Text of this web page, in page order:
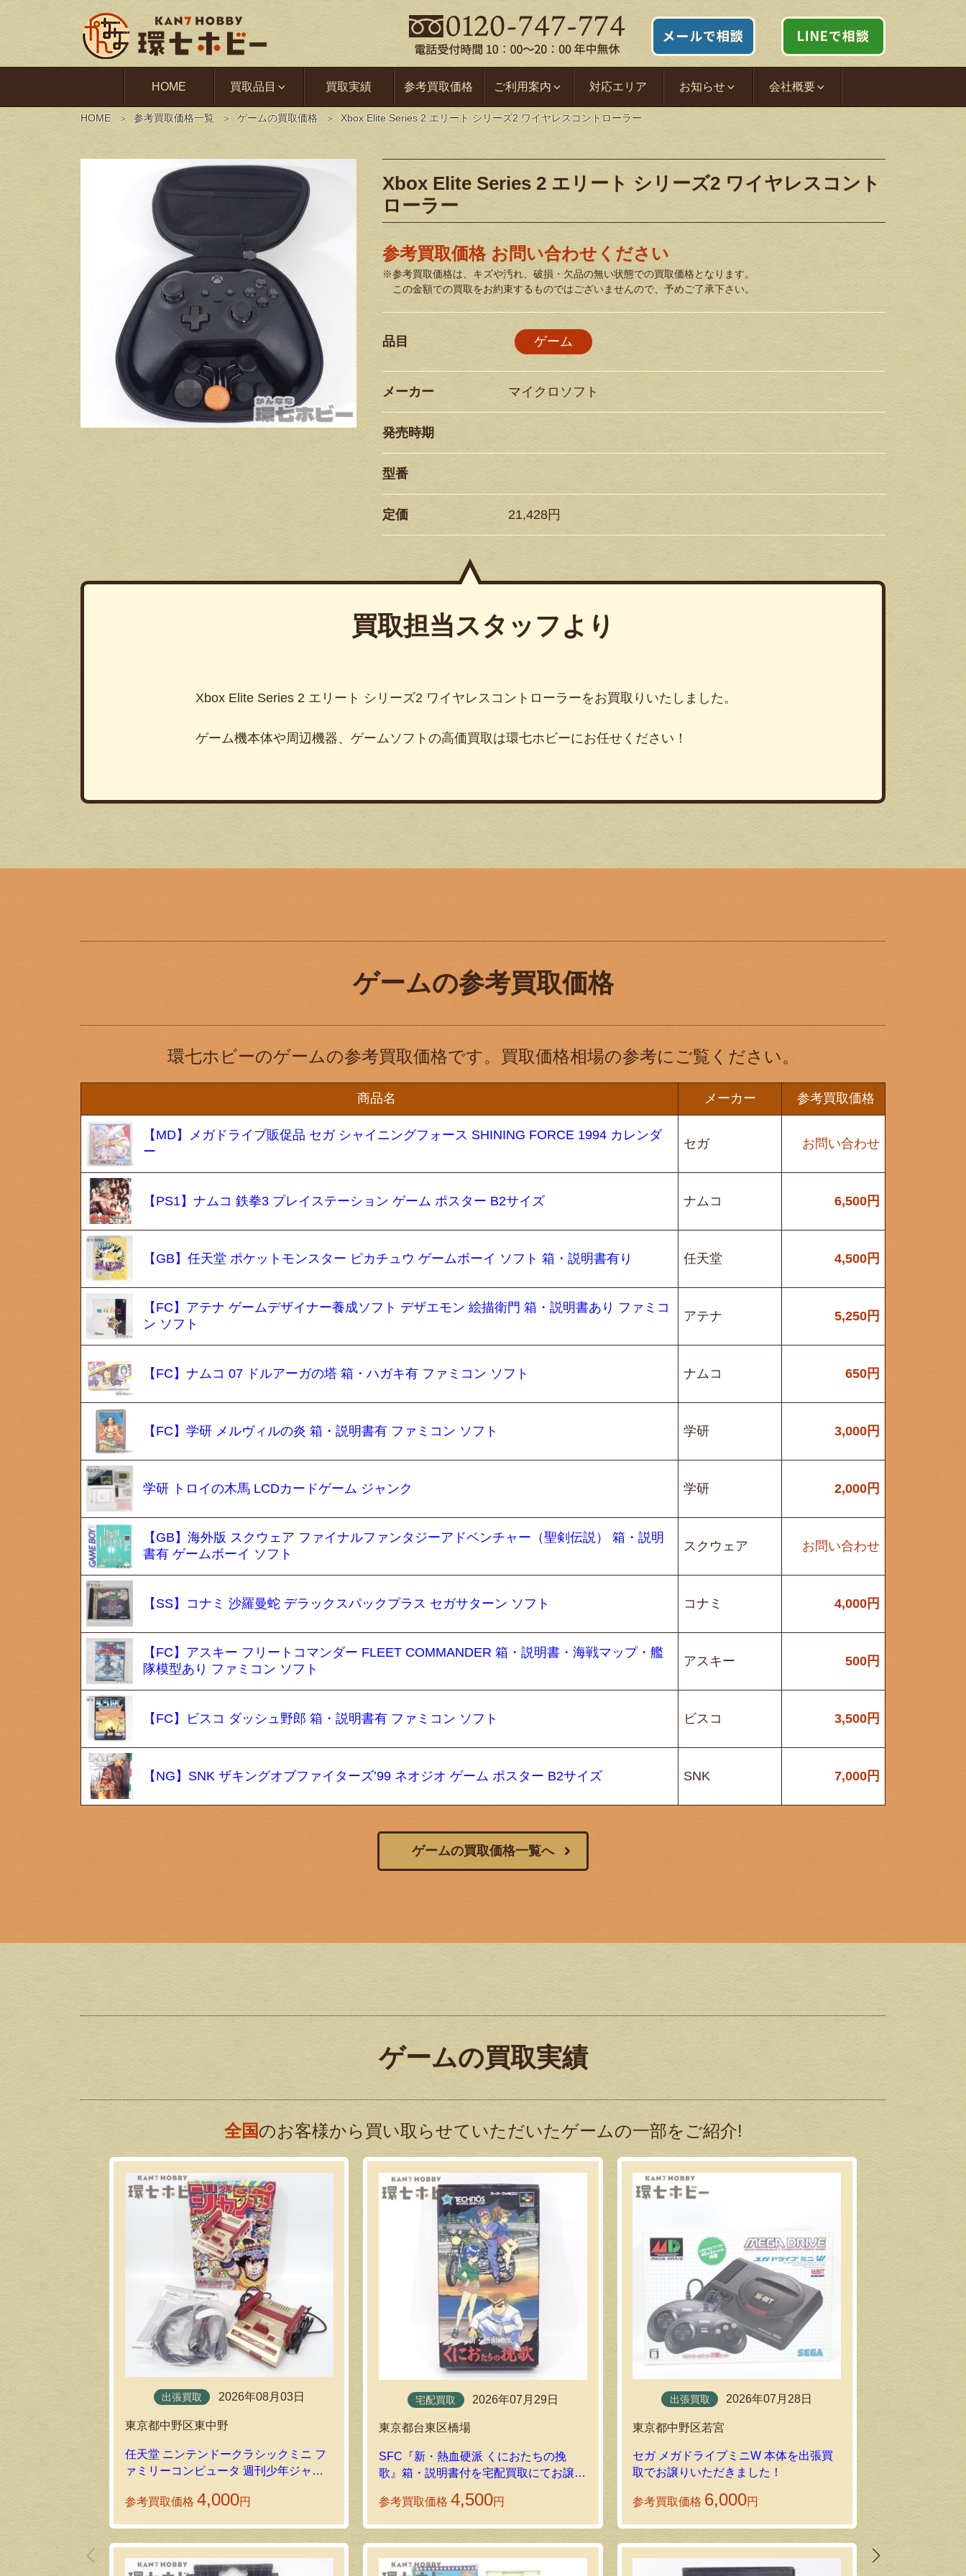
HOME 買取品目 買取実績 参考買取価格 ご利用案内 対応エリア お知らせ 会社概要
HOME 参考買取価格一覧 ゲームの買取価格 Xbox Elite Series 2 エリート シリーズ2 ワイヤレスコントローラー
Xbox Elite Series 2 エリート シリーズ2 ワイヤレスコント
ローラー
参考買取価格 お問い合わせください
※参考買取価格は、キズや汚れ、破損・欠品の無い状態での買取価格となります。
この金額での買取をお約束するものではございませんので、予めご了承下さい。
品目 ゲーム
メーカー マイクロソフト
発売時期
型番
定価 21,428円
買取担当スタッフより
Xbox Elite Series 2 エリート シリーズ2 ワイヤレスコントローラーをお買取りいたしました。
ゲーム機本体や周辺機器、ゲームソフトの高価買取は環七ホビーにお任せください！
ゲームの参考買取価格
環七ホビーのゲームの参考買取価格です。買取価格相場の参考にご覧ください。
商品名 メーカー 参考買取価格
【MD】メガドライブ販促品 セガ シャイニングフォース SHINING FORCE 1994 カレンダ
ー
セガ お問い合わせ
【PS1】ナムコ 鉄拳3 プレイステーション ゲーム ポスター B2サイズ ナムコ 6,500円
【GB】任天堂 ポケットモンスター ピカチュウ ゲームボーイ ソフト 箱・説明書有り 任天堂 4,500円
【FC】アテナ ゲームデザイナー養成ソフト デザエモン 絵描衛門 箱・説明書あり ファミコ
ン ソフト
アテナ 5,250円
【FC】ナムコ 07 ドルアーガの塔 箱・ハガキ有 ファミコン ソフト ナムコ 650円
【FC】学研 メルヴィルの炎 箱・説明書有 ファミコン ソフト 学研 3,000円
学研 トロイの木馬 LCDカードゲーム ジャンク 学研 2,000円
【GB】海外版 スクウェア ファイナルファンタジーアドベンチャー（聖剣伝説） 箱・説明
書有 ゲームボーイ ソフト
スクウェア お問い合わせ
【SS】コナミ 沙羅曼蛇 デラックスパックプラス セガサターン ソフト コナミ 4,000円
【FC】アスキー フリートコマンダー FLEET COMMANDER 箱・説明書・海戦マップ・艦
隊模型あり ファミコン ソフト
アスキー 500円
【FC】ビスコ ダッシュ野郎 箱・説明書有 ファミコン ソフト ビスコ 3,500円
【NG】SNK ザキングオブファイターズ’99 ネオジオ ゲーム ポスター B2サイズ SNK 7,000円
ゲームの買取価格一覧へ
ゲームの買取実績
全国のお客様から買い取らせていただいたゲームの一部をご紹介!
出張買取 2026年08月03日
東京都中野区東中野
任天堂 ニンテンドークラシックミニ フ
ァミリーコンピュータ 週刊少年ジャン
取しました！
参考買取価格 4,000円
宅配買取 2026年07月29日
東京都台東区橋場
SFC『新・熱血硬派 くにおたちの挽
歌』箱・説明書付を宅配買取にてお譲り
参考買取価格4,500円
出張買取 2026年07月28日
東京都中野区若宮
セガ メガドライブミニW 本体を出張買
取でお譲りいただきました！
参考買取価格 6,000円